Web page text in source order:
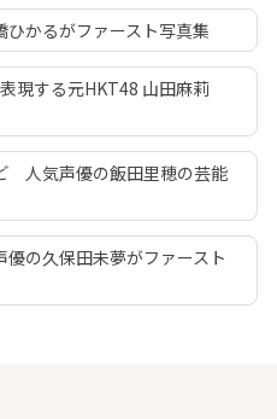
かるがファースト写真集
現する元HKT48 山田麻莉
人気声優の飯田里穂の芸能
の久保田未夢がファースト